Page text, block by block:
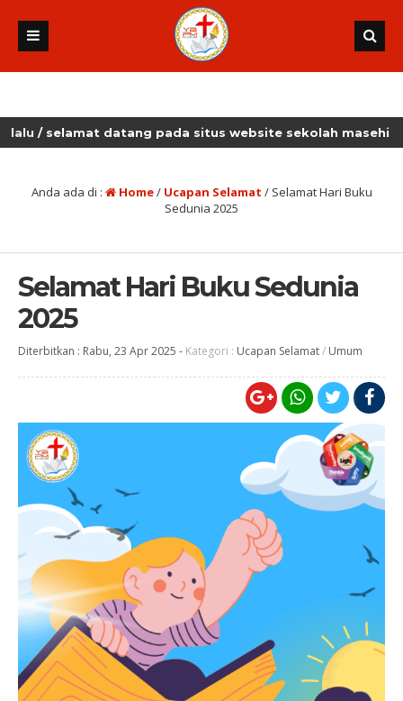
datang pada situs website sekolah masehi kudus
Anda ada di : Home/ Ucapan Selamat / Selamat Hari Buku
Sedunia 2025
Selamat Hari Buku Sedunia
2025
Diterbitkan : Rabu, 23 Apr 2025 - Kategori : Ucapan Selamat/ Umum